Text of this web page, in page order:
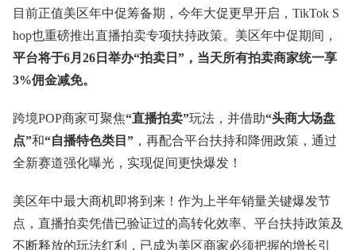
目前正值美区年中促筹备期，今年大促更早开启，TikTok S
hop也重磅推出直播拍卖专项扶持政策。美区年中促期间，
平台将于6月26日举办“拍卖日”，当天所有拍卖商家统一享
3%佣金减免。
跨境POP商家可聚焦“直播拍卖”玩法，并借助“头商大场盘
点”和“自播特色类目” ，再配合平台扶持和降佣政策，通过
全新赛道强化曝光，实现促间更快爆发！
美区年中最大商机即将到来！作为上半年销量关键爆发节
点，直播拍卖凭借已验证过的高转化效率、平台扶持政策及
不断释放的玩法红利，已成为美区商家必须把握的增长引